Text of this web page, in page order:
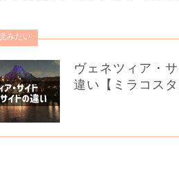
ヴェネツィア・
違い【ミラコスタ